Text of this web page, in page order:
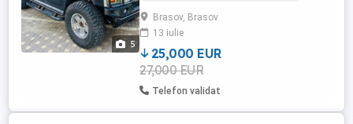
5
agresiv și atrăgător.Humerr H2 e puternic
potrivit pentru utilizare in conditi diverse
de teren cauciucuri de iarna geamuri
electrice oglinzi ...
Brasov, Brasov
13 iulie
25,000 EUR
27,000 EUR
Telefon validat